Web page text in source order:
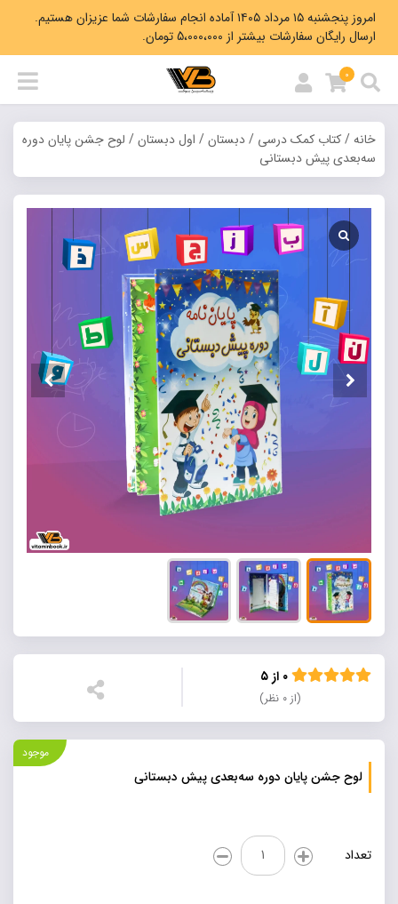
امروز پنجشنبه ۱۵ مرداد ۱۴۰۵ آماده انجام سفارشات شما عزیزان هستیم.
ارسال رایگان سفارشات بیشتر از 5،000،000 تومان.
0
خانه/کتاب کمک درسی /دبستان/ اول دبستان/ لوح جشن پایان‌ دوره
سه‌بعدی پیش‌ دبستانی
(از ۰ نظر)
لوح جشن پایان‌ دوره سه‌بعدی پیش‌ دبستانی
موجود
تعداد
لوح
جشن
پایان‌